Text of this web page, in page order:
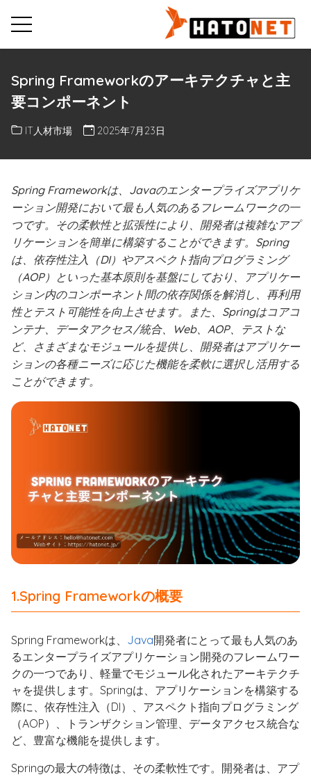
Spring Frameworkのアーキテクチャと主
要コンポーネント
IT人材市場 2025年7月23日
Spring Frameworkは、Javaのエンタープライズアプリケ
ーション開発において最も人気のあるフレームワークの一
つです。その柔軟性と拡張性により、開発者は複雑なアプ
リケーションを簡単に構築することができます。Spring
は、依存性注入（DI）やアスペクト指向プログラミング
（AOP）といった基本原則を基盤にしており、アプリケー
ション内のコンポーネント間の依存関係を解消し、再利用
性とテスト可能性を向上させます。また、Springはコアコ
ンテナ、データアクセス/統合、Web、AOP、テストな
ど、さまざまなモジュールを提供し、開発者はアプリケー
ションの各種ニーズに応じた機能を柔軟に選択し活用する
ことができます。
1.Spring Frameworkの概要
Spring Frameworkは、 Java開発者にとって最も人気のあ
るエンタープライズアプリケーション開発のフレームワー
クの一つであり、軽量でモジュール化されたアーキテクチ
ャを提供します。Springは、アプリケーションを構築する
際に、依存性注入（DI）、アスペクト指向プログラミング
（AOP）、トランザクション管理、データアクセス統合な
ど、豊富な機能を提供します。
Springの最大の特徴は、その柔軟性です。開発者は、アプ